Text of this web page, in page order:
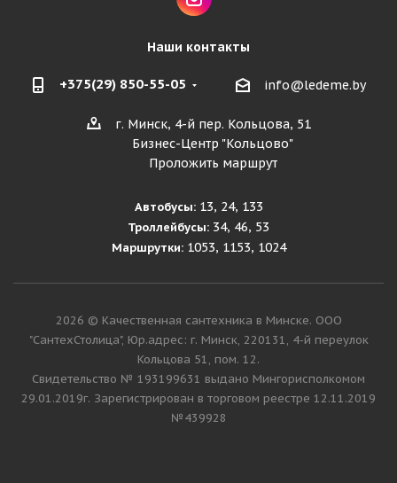
Наши контакты
+375(29) 850-55-05 info@ledeme.by
г. Минск, 4-й пер. Кольцова, 51
Бизнес-Центр "Кольцово"
Проложить маршрут
Автобусы:13, 24, 133
Троллейбусы: 34, 46, 53
Маршрутки:1053, 1153, 1024
2026 © Качественная сантехника в Минске. ООО
"СантехСтолица", Юр.адрес: г. Минск, 220131, 4-й переулок
Кольцова 51, пом. 12.
Cвидетельство № 193199631 выдано Мингорисполкомом
29.01.2019г. Зарегистрирован в торговом реестре 12.11.2019
№439928